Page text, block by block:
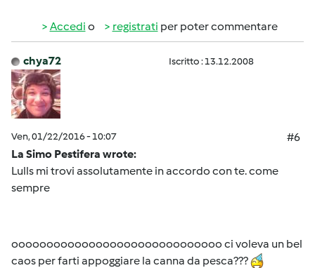
Accedi o registrati per poter commentare
chya72 Iscritto : 13.12.2008
Ven, 01/22/2016 - 10:07
#6
La Simo Pestifera wrote:
Lulls mi trovi assolutamente in accordo con te. come
sempre
oooooooooooooooooooooooooooooo ci voleva un bel
caos per farti appoggiare la canna da pesca???